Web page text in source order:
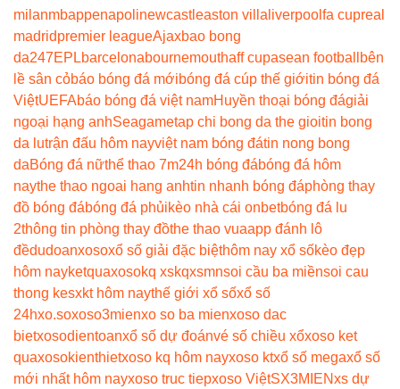
milanmbappenapolinewcastleaston villa liverpool fa cupreal
madridpremier leagueAjaxbao bong
da247EPLbarcelonabournemouthaff cupasean football
bên
lề sân cỏbáo bóng đá mớibóng đá cúp thế giớitin bóng đá
ViệtUEFAbáo bóng đá việt namHuyền thoại bóng đágiải
ngoại hạng anhSeagametap chi bong da the gioitin bong
da lutrận đấu hôm nayviệt nam bóng đátin nong bong
daBóng đá nữthể thao 7m24h bóng đábóng đá hôm
naythe thao ngoai hang anhtin nhanh bóng đáphòng thay
đồ bóng đábóng đá phủikèo nhà cái onbetbóng đá lu
2thông tin phòng thay đồthe thao vuaapp đánh lô
đềdudoanxosoxổ số giải đặc biệthôm nay xổ sốkèo đẹp
hôm nayketquaxosokq xskqxsmnsoi cầu ba miềnsoi cau
thong kesxkt hôm naythế giới xổ sốxổ số
24hxo.soxoso3mienxo so ba mienxoso dac
bietxosodientoanxổ số dự đoánvé số chiều xổxoso ket
quaxosokienthietxoso kq hôm nayxoso ktxổ số megaxổ số
mới nhất hôm nayxoso truc tiepxoso ViệtSX3MIENxs dự